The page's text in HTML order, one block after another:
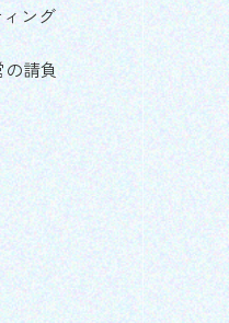
ング
請負